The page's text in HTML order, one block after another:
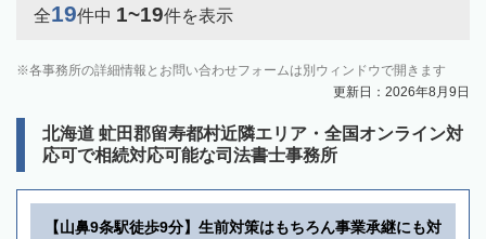
全19件中 1~19件を表示
各事務所の詳細情報とお問い合わせフォームは別ウィンドウで開きます
更新日：2026年8月9日
北海道 虻田郡留寿都村近隣エリア・全国オンライン対
応可で相続対応可能な司法書士事務所
【山鼻9条駅徒歩9分】生前対策はもちろん事業承継にも対